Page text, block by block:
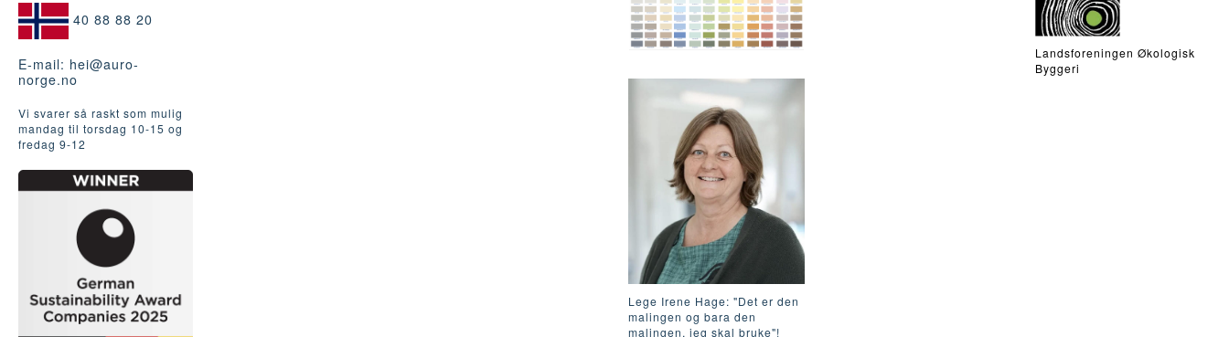
40 88 88 20
E-mail: hei@auro-
norge.no
Vi svarer så raskt som mulig
mandag til torsdag 10-15 og
fredag ​​9-12
Lege Irene Hage: "Det er den
malingen og bara den
malingen, jeg skal bruke"!
Landsforeningen Økologisk
Byggeri